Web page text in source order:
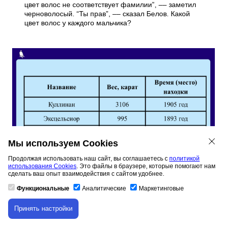
цвет волос не соответствует фамилии”, –– заметил
черноволосый. “Ты прав”, –– сказал Белов. Какой
цвет волос у каждого мальчика?
Скачивание материала доступно только для
авторизованных пользователей.
Мы используем Cookies
Продолжая использовать наш сайт, вы соглашаетесь с политикой
использования Cookies. Это файлы в браузере, которые помогают нам
сделать ваш опыт взаимодействия с сайтом удобнее.
Функциональные Аналитические Маркетинговые
Принять настройки